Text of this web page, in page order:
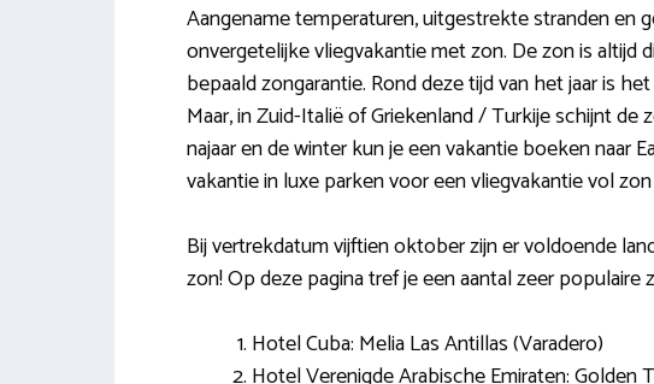
Aangename temperaturen, uitgestrekte stranden en
onvergetelijke vliegvakantie met zon. De zon is altijd
bepaald zongarantie. Rond deze tijd van het jaar is
Maar, in Zuid-Italië of Griekenland / Turkije schijnt
najaar en de winter kun je een vakantie boeken naar
vakantie in luxe parken voor een vliegvakantie vol
Bij vertrekdatum vijftien oktober zijn er voldoende
zon! Op deze pagina tref je een aantal zeer populaire
Hotel Cuba: Melia Las Antillas (Varadero)